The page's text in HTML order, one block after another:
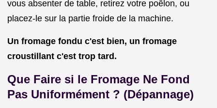
vous absenter de table, retirez votre poêlon, ou
placez-le sur la partie froide de la machine.
Un fromage fondu c'est bien, un fromage
croustillant c'est trop tard.
Que Faire si le Fromage Ne Fond
Pas Uniformément ? (Dépannage)